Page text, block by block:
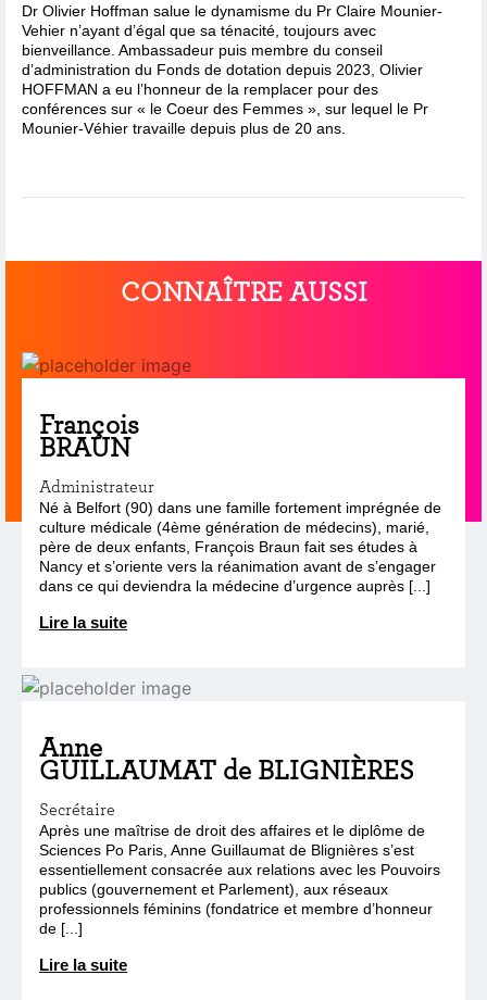
Dr Olivier Hoffman salue le dynamisme du Pr Claire Mounier-
Vehier n’ayant d’égal que sa ténacité, toujours avec
bienveillance. Ambassadeur puis membre du conseil
d’administration du Fonds de dotation depuis 2023, Olivier
HOFFMAN a eu l’honneur de la remplacer pour des
conférences sur « le Coeur des Femmes », sur lequel le Pr
Mounier-Véhier travaille depuis plus de 20 ans.
CONNAÎTRE AUSSI
François
BRAUN
Administrateur
Né à Belfort (90) dans une famille fortement imprégnée de
culture médicale (4ème génération de médecins), marié,
père de deux enfants, François Braun fait ses études à
Nancy et s’oriente vers la réanimation avant de s’engager
dans ce qui deviendra la médecine d’urgence auprès [...]
Lire la suite
Anne
GUILLAUMAT de BLIGNIÈRES
Secrétaire
Après une maîtrise de droit des affaires et le diplôme de
Sciences Po Paris, Anne Guillaumat de Blignières s’est
essentiellement consacrée aux relations avec les Pouvoirs
publics (gouvernement et Parlement), aux réseaux
professionnels féminins (fondatrice et membre d’honneur
de [...]
Lire la suite